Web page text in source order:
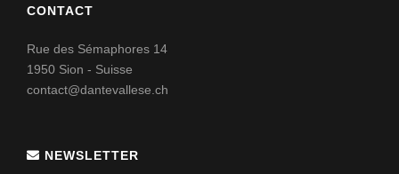
CONTACT
Rue des Sémaphores 14
1950 Sion - Suisse
contact@dantevallese.ch
NEWSLETTER